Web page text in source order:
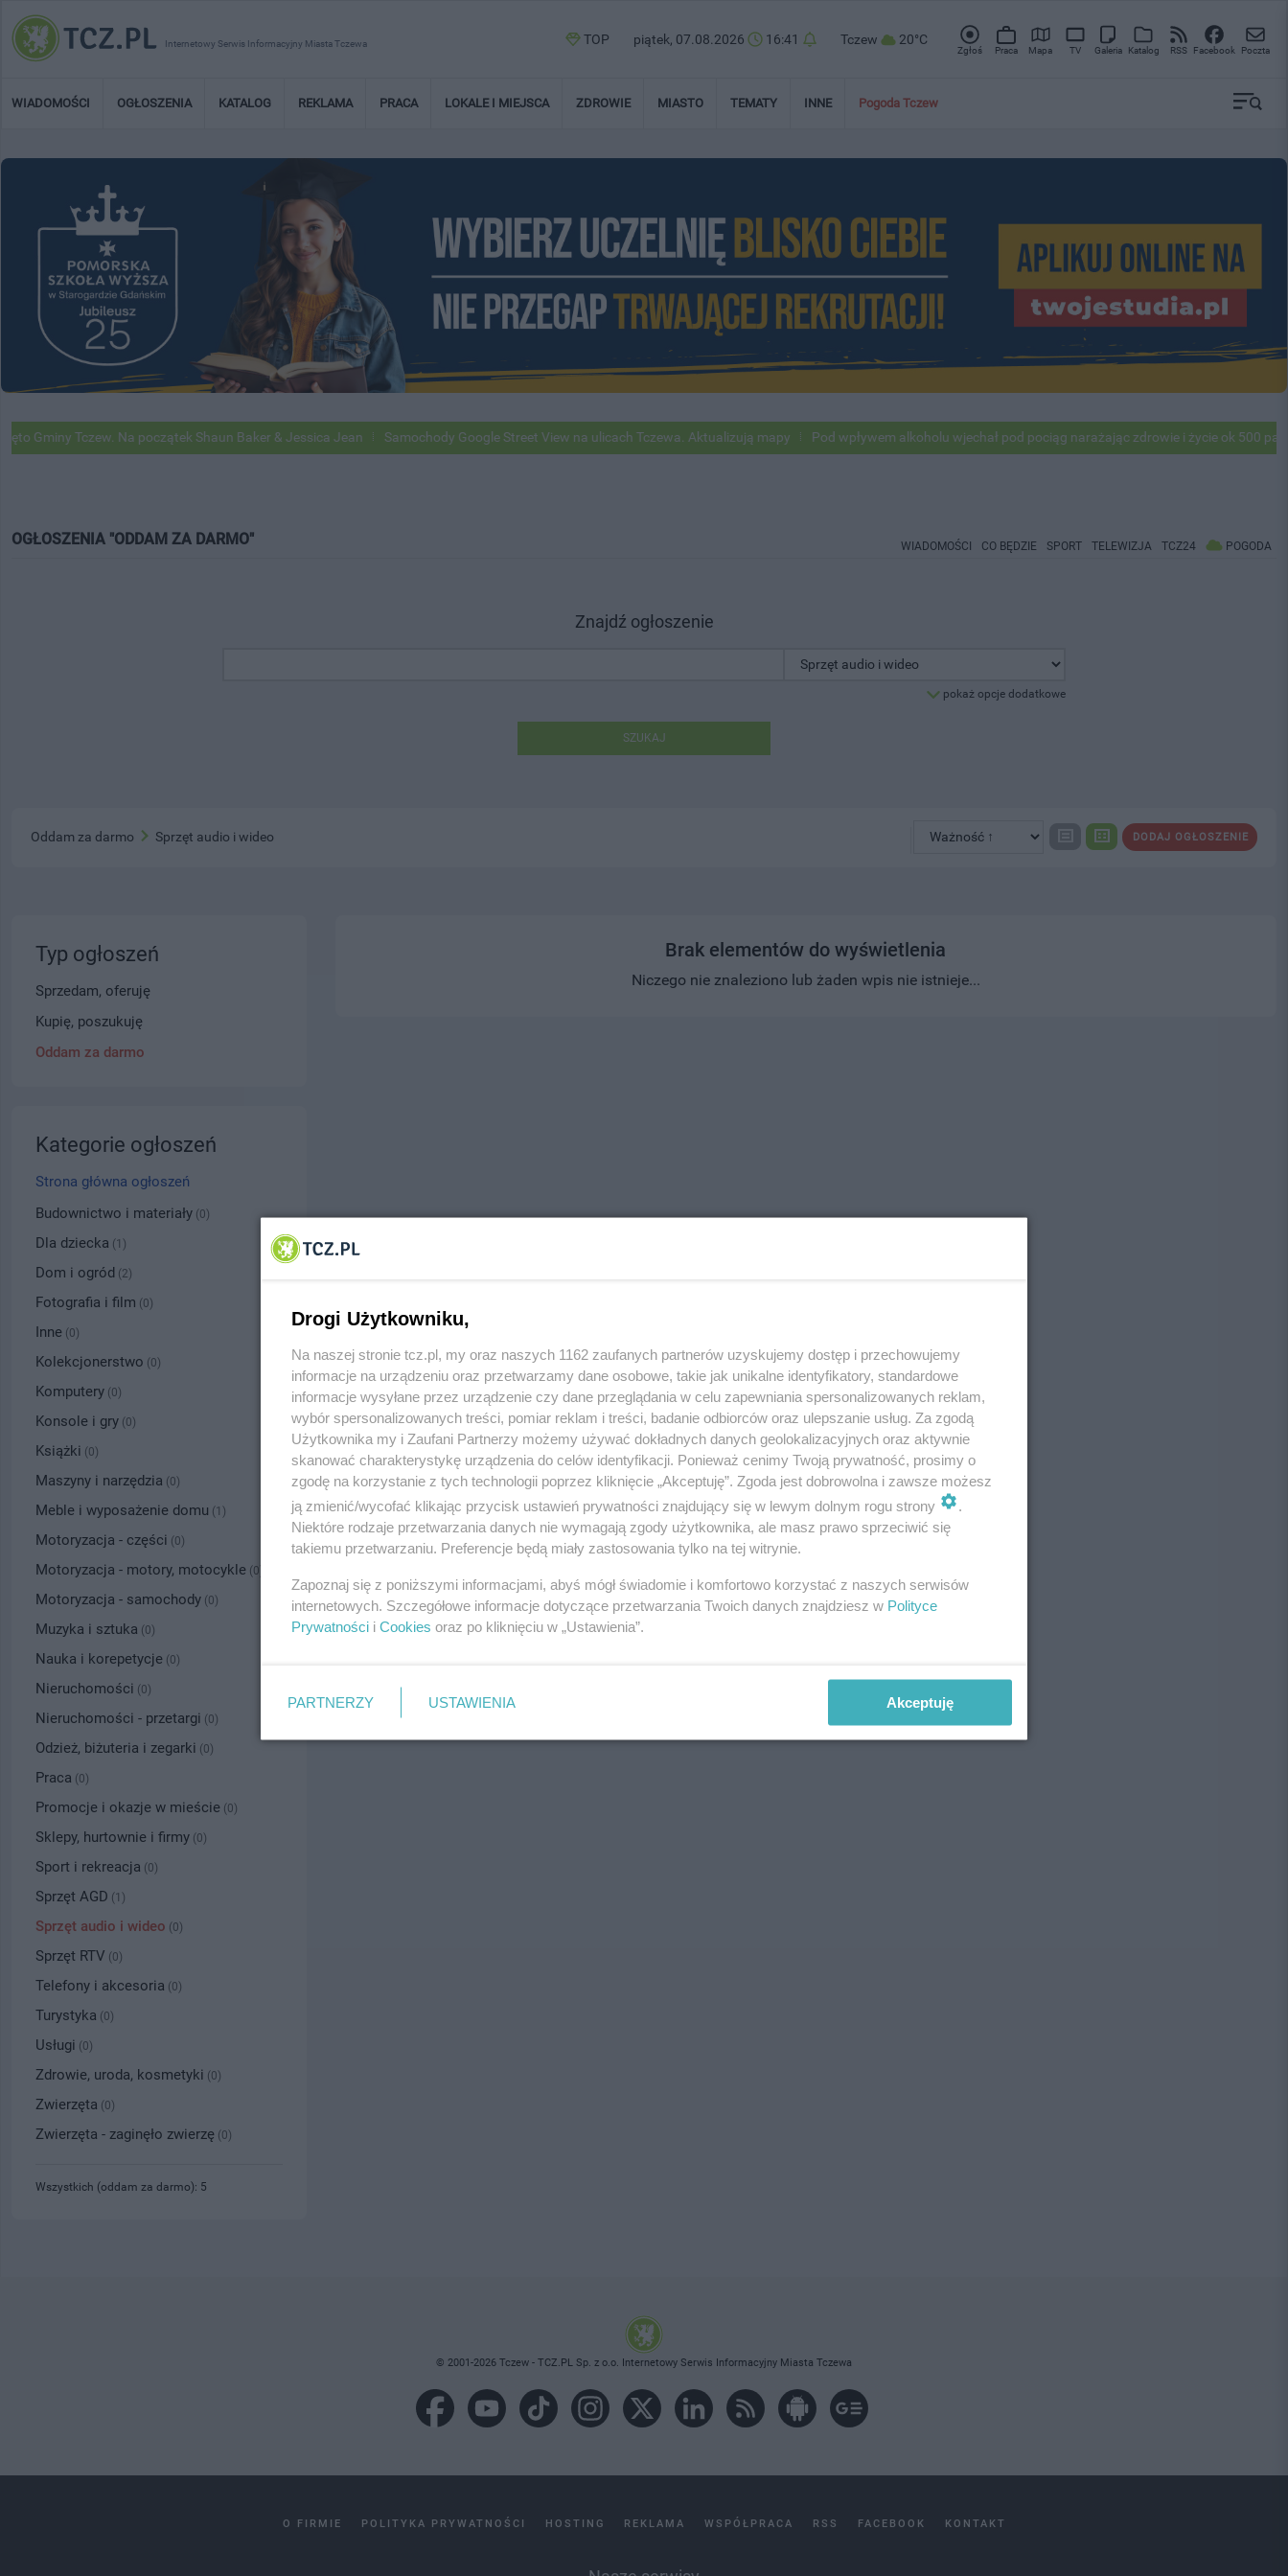
Internetowy Serwis Informacyjny Miasta Tczewa TOP piątek, 07.08.2026 16:41 Tczew 20°C
Zgłoś Praca Mapa TV Galeria Katalog RSS Facebook Poczta
WIADOMOŚCI OGŁOSZENIA KATALOG REKLAMA PRACA LOKALE I MIEJSCA ZDROWIE MIASTO TEMATY INNE Pogoda Tczew
Tczew. Na początek Shaun Baker & Jessica Jean Samochody Google Street View na ulicach Tczewa. Aktualizują mapy Pod wpływem alkoholu wjechał pod pociąg narażając zdrowie i życie ok 500
OGŁOSZENIA "ODDAM ZA DARMO" WIADOMOŚCI CO BĘDZIE SPORT TELEWIZJA TCZ24 POGODA
Znajdź ogłoszenie
pokaż opcje dodatkowe
SZUKAJ
DODAJ OGŁOSZENIE
Oddam za darmo Sprzęt audio i wideo
Brak elementów do wyświetlenia
Niczego nie znaleziono lub żaden wpis nie istnieje...
Typ ogłoszeń
Sprzedam, oferuję
Kupię, poszukuję
Oddam za darmo
Kategorie ogłoszeń
Strona główna ogłoszeń
Budownictwo i materiały (0)
Dla dziecka (1)
Dom i ogród (2)
Fotografia i film (0)
Inne (0)
Kolekcjonerstwo (0)
Komputery (0)
Konsole i gry (0)
Książki (0)
Maszyny i narzędzia (0)
Meble i wyposażenie domu (1)
Motoryzacja - części (0)
Motoryzacja - motory, motocykle (0)
Motoryzacja - samochody (0)
Muzyka i sztuka (0)
Nauka i korepetycje (0)
Nieruchomości (0)
Nieruchomości - przetargi (0)
Odzież, biżuteria i zegarki (0)
Praca (0)
Promocje i okazje w mieście (0)
Sklepy, hurtownie i firmy (0)
Sport i rekreacja (0)
Sprzęt AGD (1)
Sprzęt audio i wideo (0)
Sprzęt RTV (0)
Telefony i akcesoria (0)
Turystyka (0)
Usługi (0)
Zdrowie, uroda, kosmetyki (0)
Zwierzęta (0)
Zwierzęta - zaginęło zwierzę (0)
Wszystkich (oddam za darmo): 5
© 2001-2026 Tczew - TCZ.PL Sp. z o.o. Internetowy Serwis Informacyjny Miasta Tczewa
O FIRMIE POLITYKA PRYWATNOŚCI HOSTING REKLAMA WSPÓŁPRACA RSS FACEBOOK KONTAKT
Drogi Użytkowniku,
Na naszej stronie tcz.pl, my oraz naszych 1162 zaufanych partnerów uzyskujemy dostęp i przechowujemy
informacje na urządzeniu oraz przetwarzamy dane osobowe, takie jak unikalne identyfikatory, standardowe
informacje wysyłane przez urządzenie czy dane przeglądania w celu zapewniania spersonalizowanych reklam,
wybór spersonalizowanych treści, pomiar reklam i treści, badanie odbiorców oraz ulepszanie usług. Za zgodą
Użytkownika my i Zaufani Partnerzy możemy używać dokładnych danych geolokalizacyjnych oraz aktywnie
skanować charakterystykę urządzenia do celów identyfikacji. Ponieważ cenimy Twoją prywatność, prosimy o
zgodę na korzystanie z tych technologii poprzez kliknięcie „Akceptuję”. Zgoda jest dobrowolna i zawsze możesz
ją zmienić/wycofać klikając przycisk ustawień prywatności znajdujący się w lewym dolnym rogu strony
Niektóre rodzaje przetwarzania danych nie wymagają zgody użytkownika, ale masz prawo sprzeciwić się
takiemu przetwarzaniu. Preferencje będą miały zastosowania tylko na tej witrynie.
Zapoznaj się z poniższymi informacjami, abyś mógł świadomie i komfortowo korzystać z naszych serwisów
internetowych. Szczegółowe informacje dotyczące przetwarzania Twoich danych znajdziesz w Polityce
Prywatności i Cookies oraz po kliknięciu w „Ustawienia”.
PARTNERZY USTAWIENIA Akceptuję